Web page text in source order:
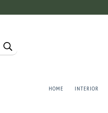
HOME INTERIOR